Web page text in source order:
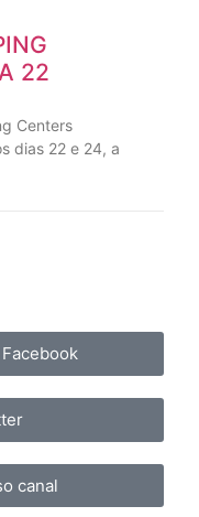
22
Centers
dias 22 e 24, a
canal